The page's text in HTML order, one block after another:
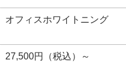
オフィスホワイトニング
27,500円（税込）～